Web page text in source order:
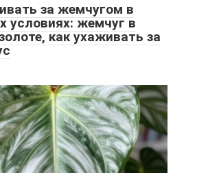
за жемчугом в
условиях: жемчуг в
как ухаживать за